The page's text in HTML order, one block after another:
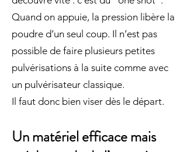
Quand on appuie, la pression libère la
poudre d’un seul coup. Il n’est pas
possible de faire plusieurs petites
pulvérisations à la suite comme avec
un pulvérisateur classique.
Il faut donc bien viser dès le départ.
Un matériel efficace mais